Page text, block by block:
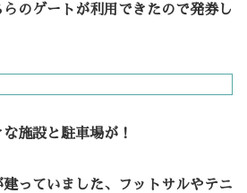
のゲートが利用できたので発券し
施設と駐車場が！
っていました、フットサルやテニ